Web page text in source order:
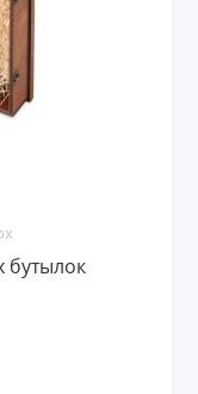
бутылок